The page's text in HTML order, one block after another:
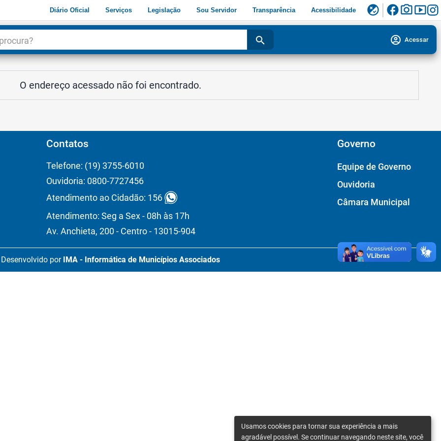
Diário Oficial Serviços Legislação Sou Servidor Transparência Acessibilidade flaky facebookphoto_camerasmart_display
search account_circle Acessar
O endereço acessado não foi encontrado.
Contatos
Telefone: (19) 3755-6010
Ouvidoria: 0800-7727456
Atendimento ao Cidadão: 156
Atendimento: Seg a Sex - 08h às 17h
Av. Anchieta, 200 - Centro - 13015-904
Governo
Equipe de Governo
Ouvidoria
Câmara Municipal
Desenvolvido por IMA - Informática de Municípios Associados
Usamos cookies para tornar sua experiência a mais
agradável possível. Se continuar navegando neste site, você